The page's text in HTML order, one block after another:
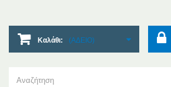
Καλάθι: (ΑΔΕΙΟ)